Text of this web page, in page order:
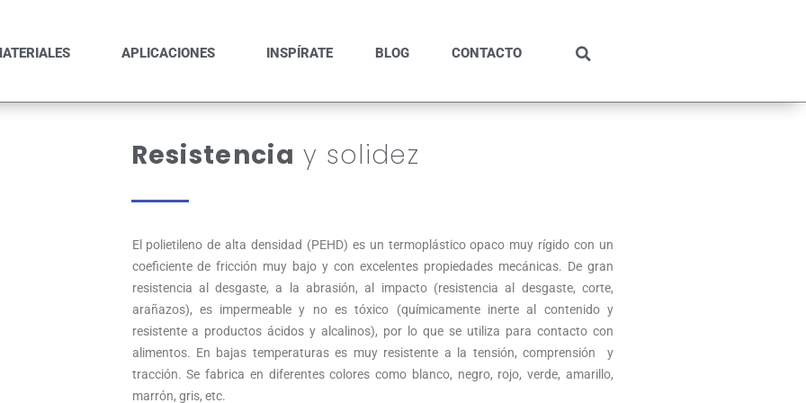
APLICACIONES INSPÍRATE BLOG CONTACTO
Resistencia y solidez
El polietileno de alta densidad (PEHD) es un termoplástico opaco muy rígido con un
coeficiente de fricción muy bajo y con excelentes propiedades mecánicas. De gran
resistencia al desgaste, a la abrasión, al impacto (resistencia al desgaste, corte,
arañazos), es impermeable y no es tóxico (químicamente inerte al contenido y
resistente a productos ácidos y alcalinos), por lo que se utiliza para contacto con
alimentos. En bajas temperaturas es muy resistente a la tensión, comprensión y
tracción. Se fabrica en diferentes colores como blanco, negro, rojo, verde, amarillo,
marrón, gris, etc.